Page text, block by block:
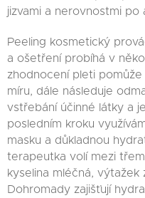
jizvami a nerovnostmi po
Peeling kosmetický
a ošetření probíhá v
zhodnocení pleti
míru, dále následuje
vstřebání účinné látky a
posledním kroku
masku a důkladnou
terapeutka volí mezi
kyselina mléčná, výtažek
Dohromady zajišťují